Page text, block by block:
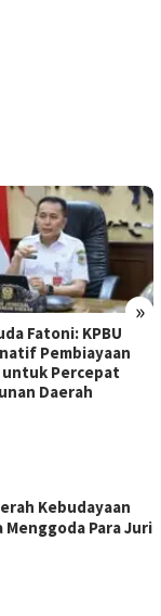
»
Fatoni: KPBU
Pembiayaan
Percepat
Daerah
Kebudayaan
Menggoda Para Juri